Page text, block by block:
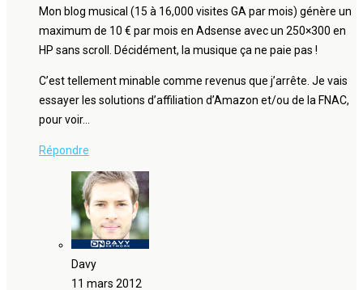
Mon blog musical (15 à 16,000 visites GA par mois) génère un
maximum de 10 € par mois en Adsense avec un 250×300 en
HP sans scroll. Décidément, la musique ça ne paie pas !
C’est tellement minable comme revenus que j’arrête. Je vais
essayer les solutions d’affiliation d’Amazon et/ou de la FNAC,
pour voir…
Répondre
Davy
11 mars 2012